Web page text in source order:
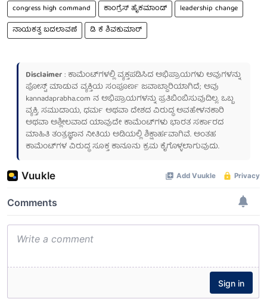
congress high command
ಕಾಂಗ್ರೆಸ್ ಹೈಕಮಾಂಡ್
leadership change
ನಾಯಕತ್ವ ಬದಲಾವಣೆ
ಡಿ ಕೆ ಶಿವಕುಮಾರ್
Disclaimer: ಕಾಮೆಂಟ್‌ಗಳಲ್ಲಿ ವ್ಯಕ್ತಪಡಿಸಿದ ಅಭಿಪ್ರಾಯಗಳು ಅವುಗಳನ್ನು
ಪೋಸ್ಟ್ ಮಾಡುವ ವ್ಯಕ್ತಿಯ ಸಂಪೂರ್ಣ ಜವಾಬ್ದಾರಿಯಾಗಿದೆ; ಅವು
kannadaprabha.com ನ ಅಭಿಪ್ರಾಯಗಳನ್ನು ಪ್ರತಿಬಿಂಬಿಸುವುದಿಲ್ಲ. ಒಬ್ಬ
ವ್ಯಕ್ತಿ, ಸಮುದಾಯ, ಧರ್ಮ ಅಥವಾ ದೇಶದ ವಿರುದ್ಧ ಅವಹೇಳನಕಾರಿ
ಅಥವಾ ಅಶ್ಲೀಲವಾದ ಯಾವುದೇ ಕಾಮೆಂಟ್‌ಗಳು ಭಾರತ ಸರ್ಕಾರದ
ಮಾಹಿತಿ ತಂತ್ರಜ್ಞಾನ ನೀತಿಯ ಅಡಿಯಲ್ಲಿ ಶಿಕ್ಷಾರ್ಹವಾಗಿವೆ. ಅಂತಹ
ಕಾಮೆಂಟ್‌ಗಳ ವಿರುದ್ಧ ಸೂಕ್ತ ಕಾನೂನು ಕ್ರಮ ಕೈಗೊಳ್ಳಲಾಗುವುದು.